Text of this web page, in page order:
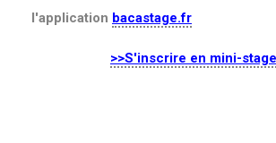
l'application bacastage.fr
>>S'inscrire en mini-